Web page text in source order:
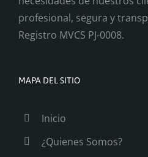
profesional, segura y
Registro MVCS PJ-0008.
MAPA DEL SITIO
Inicio
¿Quienes Somos?